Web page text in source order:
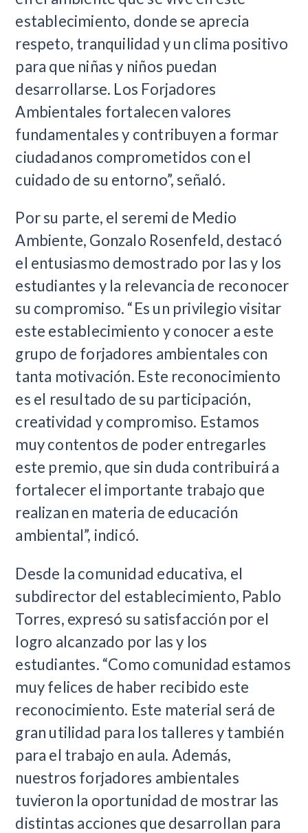
establecimiento, donde se aprecia
respeto, tranquilidad y un clima positivo
para que niñas y niños puedan
desarrollarse. Los Forjadores
Ambientales fortalecen valores
fundamentales y contribuyen a formar
ciudadanos comprometidos con el
cuidado de su entorno”, señaló.
Por su parte, el seremi de Medio
Ambiente, Gonzalo Rosenfeld, destacó
el entusiasmo demostrado por las y los
estudiantes y la relevancia de reconocer
su compromiso. “Es un privilegio visitar
este establecimiento y conocer a este
grupo de forjadores ambientales con
tanta motivación. Este reconocimiento
es el resultado de su participación,
creatividad y compromiso. Estamos
muy contentos de poder entregarles
este premio, que sin duda contribuirá a
fortalecer el importante trabajo que
realizan en materia de educación
ambiental”, indicó.
Desde la comunidad educativa, el
subdirector del establecimiento, Pablo
Torres, expresó su satisfacción por el
logro alcanzado por las y los
estudiantes. “Como comunidad estamos
muy felices de haber recibido este
reconocimiento. Este material será de
gran utilidad para los talleres y también
para el trabajo en aula. Además,
nuestros forjadores ambientales
tuvieron la oportunidad de mostrar las
distintas acciones que desarrollan para